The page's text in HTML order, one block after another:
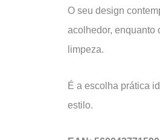
O seu design
acolhedor, enquanto
limpeza.
É a escolha prática
estilo.